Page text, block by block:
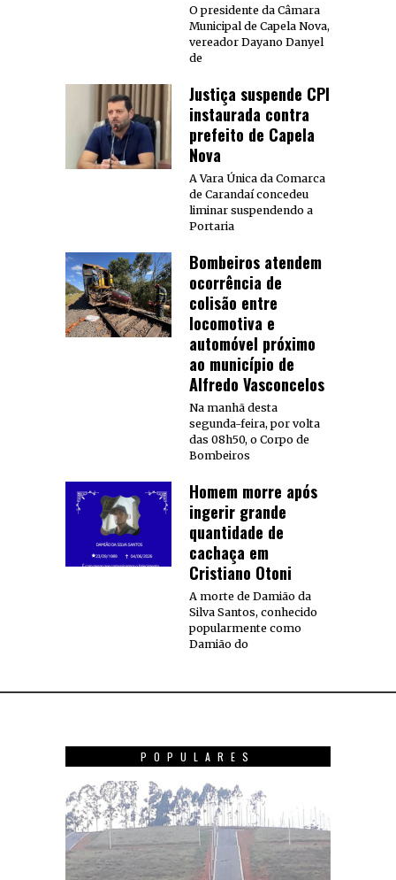
O presidente da Câmara
Municipal de Capela Nova,
vereador Dayano Danyel
de
Justiça suspende CPI
instaurada contra
prefeito de Capela
Nova
A Vara Única da Comarca
de Carandaí concedeu
liminar suspendendo a
Portaria
Bombeiros atendem
ocorrência de
colisão entre
locomotiva e
automóvel próximo
ao município de
Alfredo Vasconcelos
Na manhã desta
segunda-feira, por volta
das 08h50, o Corpo de
Bombeiros
Homem morre após
ingerir grande
quantidade de
cachaça em
Cristiano Otoni
A morte de Damião da
Silva Santos, conhecido
popularmente como
Damião do
POPULARES